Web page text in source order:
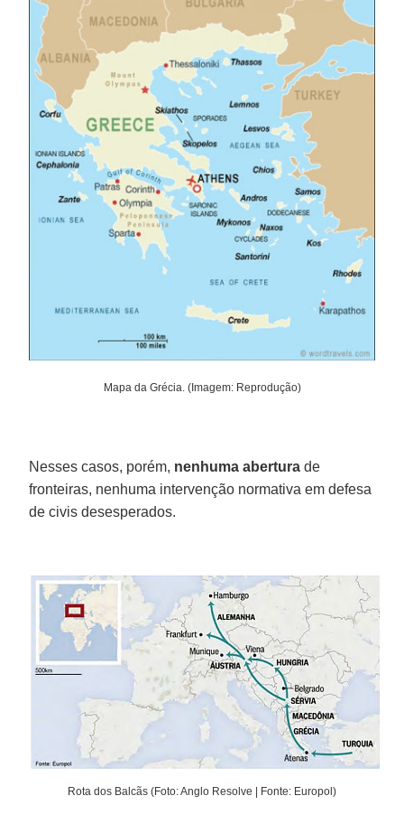
Mapa da Grécia. (Imagem: Reprodução)
Nesses casos, porém, nenhuma abertura de
fronteiras, nenhuma intervenção normativa em defesa
de civis desesperados.
Rota dos Balcãs (Foto: Anglo Resolve | Fonte: Europol)